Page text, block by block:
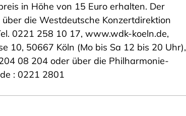
in Höhe von 15 Euro erhalten. Der
die Westdeutsche Konzertdirektion
0221 258 10 17, www.wdk-koeln.de,
10, 50667 Köln (Mo bis Sa 12 bis 20 Uhr),
08 204 oder über die Philharmonie-
: 0221 2801